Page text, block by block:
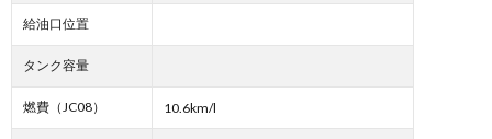
給油口位置
タンク容量
燃費（JC08） 10.6km/l